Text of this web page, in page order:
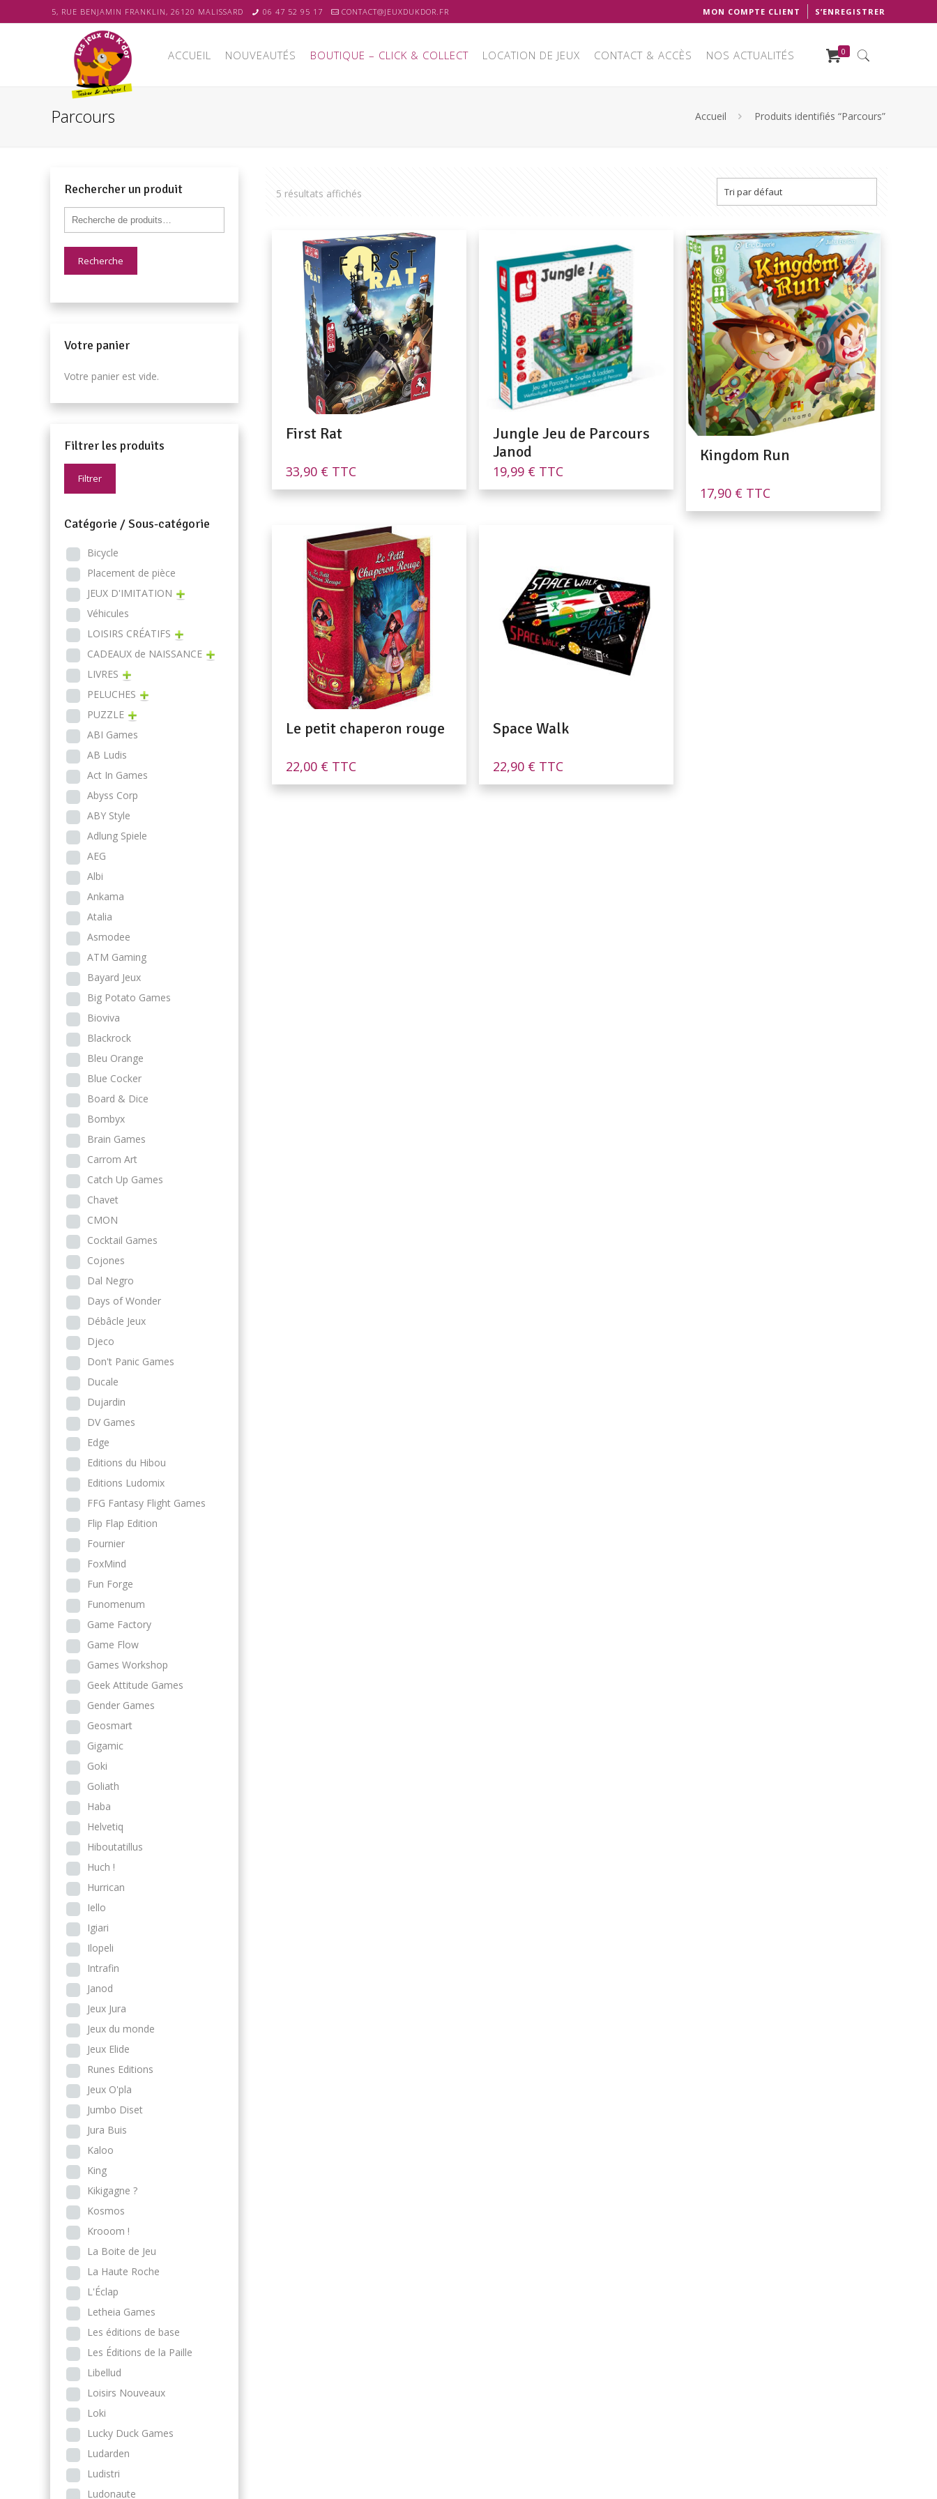
5, RUE BENJAMIN FRANKLIN, 26120 MALISSARD 06 47 52 95 17 CONTACT@JEUXDUKDOR.FR MON COMPTE CLIENT S’ENREGISTRER
ACCUEIL NOUVEAUTÉS BOUTIQUE – CLICK & COLLECT LOCATION DE JEUX CONTACT & ACCÈS NOS ACTUALITÉS 0
Parcours Accueil Produits identifiés “Parcours”
5 résultats affichés
First Rat
33,90 € TTC
Jungle Jeu de Parcours
Janod
19,99 € TTC
Kingdom Run
17,90 € TTC
Le petit chaperon rouge
22,00 € TTC
Space Walk
22,90 € TTC
Rechercher un produit
Recherche
Votre panier
Votre panier est vide.
Filtrer les produits
Filtrer
Catégorie / Sous-catégorie
Bicycle
Placement de pièce
JEUX D'IMITATION
Véhicules
LOISIRS CRÉATIFS
CADEAUX de NAISSANCE
LIVRES
PELUCHES
PUZZLE
ABI Games
AB Ludis
Act In Games
Abyss Corp
ABY Style
Adlung Spiele
AEG
Albi
Ankama
Atalia
Asmodee
ATM Gaming
Bayard Jeux
Big Potato Games
Bioviva
Blackrock
Bleu Orange
Blue Cocker
Board & Dice
Bombyx
Brain Games
Carrom Art
Catch Up Games
Chavet
CMON
Cocktail Games
Cojones
Dal Negro
Days of Wonder
Débâcle Jeux
Djeco
Don't Panic Games
Ducale
Dujardin
DV Games
Edge
Editions du Hibou
Editions Ludomix
FFG Fantasy Flight Games
Flip Flap Edition
Fournier
FoxMind
Fun Forge
Funomenum
Game Factory
Game Flow
Games Workshop
Geek Attitude Games
Gender Games
Geosmart
Gigamic
Goki
Goliath
Haba
Helvetiq
Hiboutatillus
Huch !
Hurrican
Iello
Igiari
Ilopeli
Intrafin
Janod
Jeux Jura
Jeux du monde
Jeux Elide
Runes Editions
Jeux O'pla
Jumbo Diset
Jura Buis
Kaloo
King
Kikigagne ?
Kosmos
Krooom !
La Boite de Jeu
La Haute Roche
L'Éclap
Letheia Games
Les éditions de base
Les Éditions de la Paille
Libellud
Loisirs Nouveaux
Loki
Lucky Duck Games
Ludarden
Ludistri
Ludonaute